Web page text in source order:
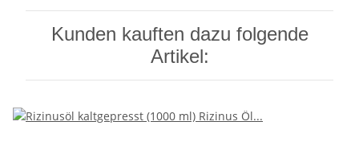
Kunden kauften dazu folgende
Artikel: